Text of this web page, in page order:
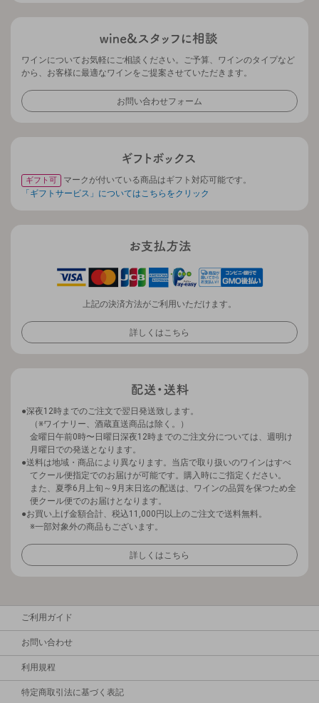
ワインについてお気軽にご相談ください。ご予算、ワインのタイプなど
から、お客様に最適なワインをご提案させていただきます。
お問い合わせフォーム
ギフト可
マークが付いている商品はギフト対応可能です。
「ギフトサービス」についてはこちらをクリック
上記の決済方法がご利用いただけます。
詳しくはこちら
深夜12時までのご注文で翌日発送致します。
（※ワイナリー、酒蔵直送商品は除く。）
金曜日午前0時〜日曜日深夜12時までのご注文分については、週明け
月曜日での発送となります。
送料は地域・商品により異なります。当店で取り扱いのワインはすべ
てクール便指定でのお届けが可能です。購入時にご指定ください。
また、夏季6月上旬～9月末日迄の配送は、ワインの品質を保つため全
便クール便でのお届けとなります。
お買い上げ金額合計、税込11,000円以上のご注文で送料無料。
※一部対象外の商品もございます。
詳しくはこちら
ご利用ガイド
お問い合わせ
利用規程
特定商取引法に基づく表記